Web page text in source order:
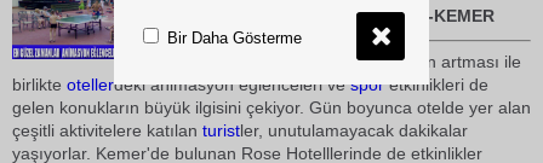
TURİZMİN SESİ-Halil ÖNCÜ-KEMER
Otellerdeki doluluk oranlarının artması ile
birlikte otellerdeki animasyon eğlenceleri vesporetkinlikleri de
gelen konukların büyük ilgisini çekiyor. Gün boyunca otelde yer alan
çeşitli aktivitelere katılan turistler, unutulamayacak dakikalar
yaşıyorlar. Kemer'de bulunan Rose Hotelllerinde de etkinlikler
Bir Daha Gösterme